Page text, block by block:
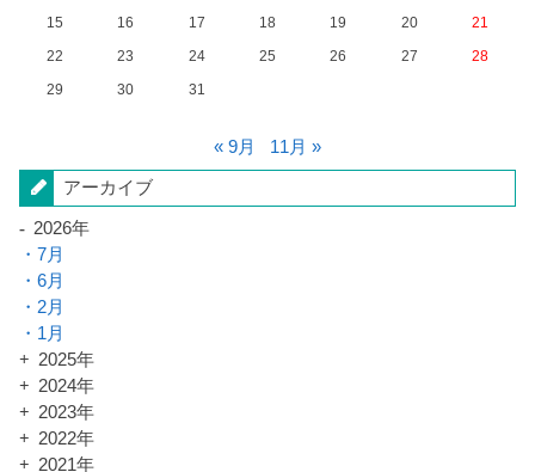
15
16 17 18 19 20
21
22
23 24 25 26 27
28
29
30 31
« 9月 11月 »
アーカイブ
2026年
7月
6月
2月
1月
2025年
2024年
2023年
2022年
2021年